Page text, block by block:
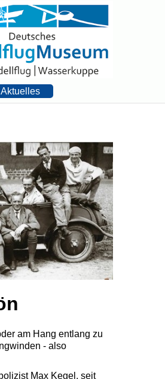
Aktuelles
am Hang entlang zu
- also
Max Kegel, seit